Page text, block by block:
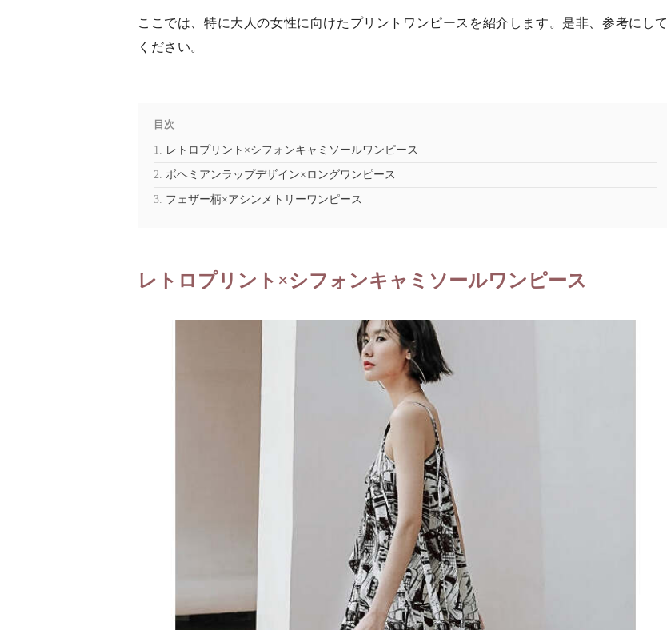
ここでは、特に大人の女性に向けたプリントワンピースを紹介します。是非、参考にして
ください。
目次
レトロプリント×シフォンキャミソールワンピース
ボヘミアンラップデザイン×ロングワンピース
フェザー柄×アシンメトリーワンピース
レトロプリント×シフォンキャミソールワンピース